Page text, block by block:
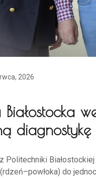
2026
Białostocka
diagnostykę
Politechniki
do